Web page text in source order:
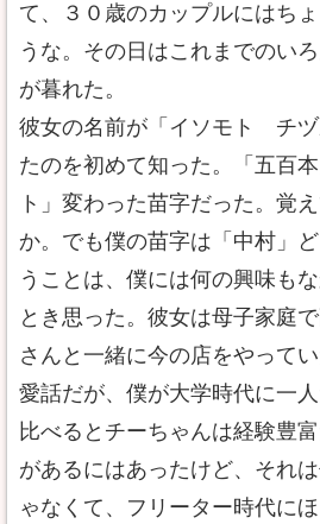
て、３０歳のカップルにはち
うな。その日はこれまでのい
が暮れた。
彼女の名前が「イソモト チヅ
たのを初めて知った。「五百
ト」変わった苗字だった。覚
か。でも僕の苗字は「中村」
うことは、僕には何の興味も
とき思った。彼女は母子家庭
さんと一緒に今の店をやって
愛話だが、僕が大学時代に一
比べるとチーちゃんは経験豊
があるにはあったけど、それ
ゃなくて、フリーター時代に